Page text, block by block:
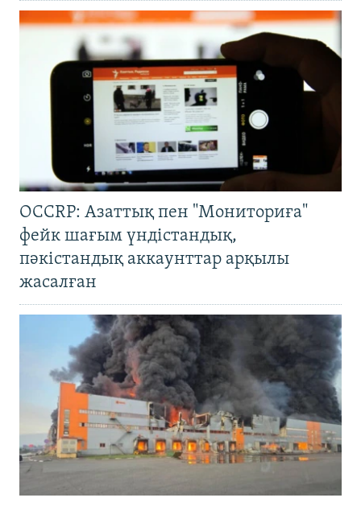
OCCRP: Азаттық пен "Мониториға"
фейк шағым үндістандық,
пәкістандық аккаунттар арқылы
жасалған